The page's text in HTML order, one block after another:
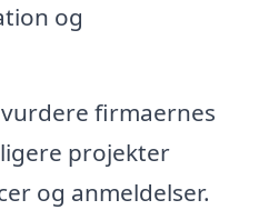
og
firmaernes
projekter
og anmeldelser.